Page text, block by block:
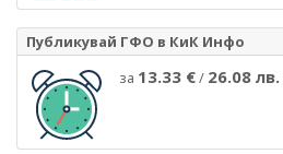
Публикувай ГФО в КиК Инфо
за 13.33 €/ 26.08 лв.